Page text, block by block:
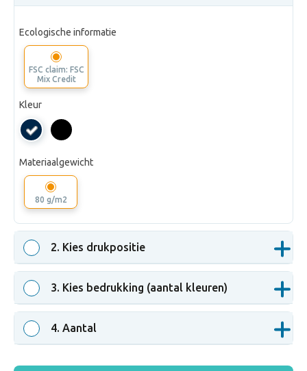
Ecologische informatie
FSC claim: FSC
Mix Credit
Kleur
donkerblauw
PMS
Materiaalgewicht
80 g/m2
2. Kies drukpositie
3. Kies bedrukking (aantal kleuren)
4. Aantal